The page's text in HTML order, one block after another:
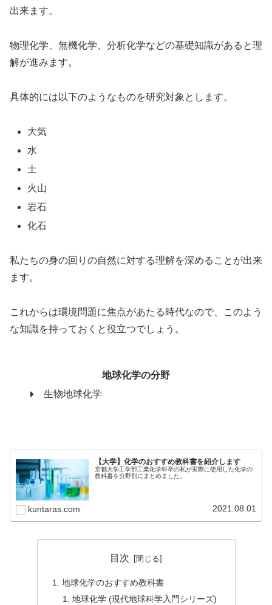
出来ます。
物理化学、無機化学、分析化学などの基礎知識があると理
解が進みます。
具体的には以下のようなものを研究対象とします。
大気
水
土
火山
岩石
化石
私たちの身の回りの自然に対する理解を深めることが出来
ます。
これからは環境問題に焦点があたる時代なので、このよう
な知識を持っておくと役立つでしょう。
地球化学の分野
生物地球化学
【大学】化学のおすすめ教科書を紹介します
京都大学工学部工業化学科卒の私が実際に使用した化学の
教科書を分野別にまとめました。
kuntaras.com 2021.08.01
目次
地球化学のおすすめ教科書
地球化学 (現代地球科学入門シリーズ)